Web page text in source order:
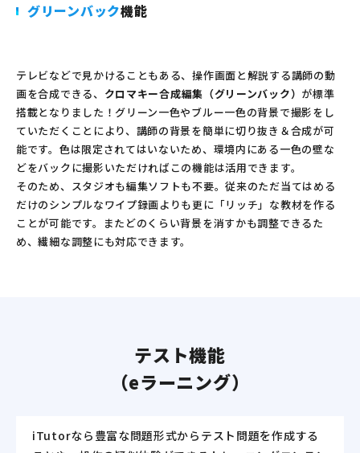
グリーンバック機能
テレビなどで見かけることもある、操作画面と解説する講師の動
画を合成できる、 クロマキー合成編集（グリーンバック） が標準
搭載となりました！グリーン一色やブルー一色の背景で撮影をし
ていただくことにより、講師の背景を簡単に切り抜き＆合成が可
能です。色は限定されてはいないため、環境内にある一色の壁な
どをバックに撮影いただければこの機能は活用できます。
そのため、スタジオも編集ソフトも不要。従来のただ当てはめる
だけのシンプルなワイプ録画よりも更に「リッチ」な教材を作る
ことが可能です。またどのくらい背景を消すかも調整できるた
め、繊細な調整にも対応できます。
テスト機能
（eラーニング）
iTutorなら豊富な問題形式からテスト問題を作成する